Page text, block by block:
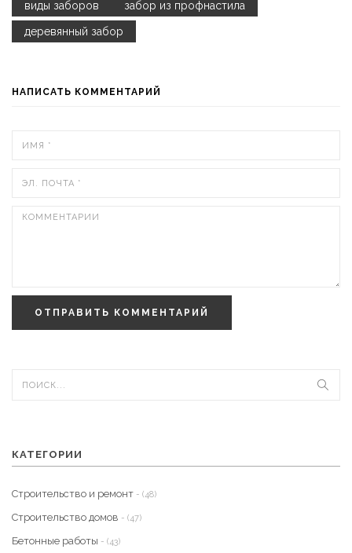
виды заборов забор из профнастила
деревянный забор
НАПИСАТЬ КОММЕНТАРИЙ
ОТПРАВИТЬ КОММЕНТАРИЙ
КАТЕГОРИИ
Строительство и ремонт - (48)
Строительство домов - (47)
Бетонные работы - (43)